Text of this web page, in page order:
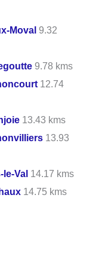
Moval 9.32
9.78 kms
12.74
13.43 kms
13.93
le-Val 14.17 kms
14.75 kms